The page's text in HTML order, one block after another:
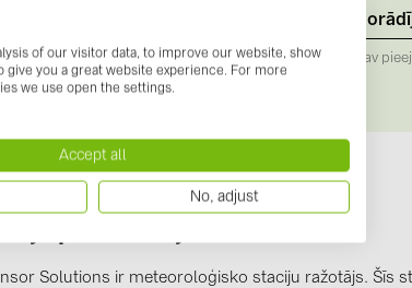
Nav
Solutions ir meteoroloģisko staciju ražotājs. Šīs
of our visitor data, to improve our website, show
give you a great website experience. For more
we use open the settings.
Accept all
No, adjust